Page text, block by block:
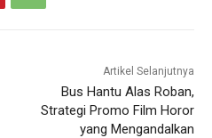
Artikel Selanjutnya
Bus Hantu Alas Roban,
Strategi Promo Film Horor
yang Mengandalkan